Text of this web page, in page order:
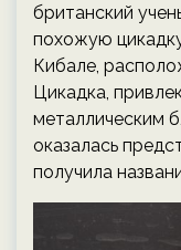
британский
похожую
Кибале,
Цикадка,
металлическим
оказалась
получила